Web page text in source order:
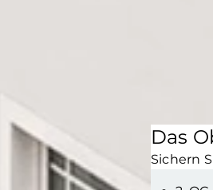
Das
Sichern